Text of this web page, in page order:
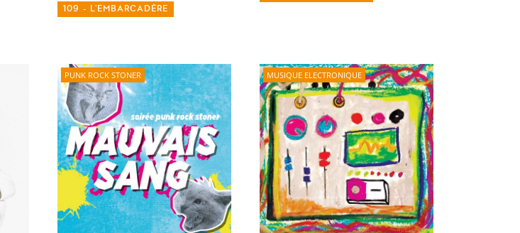
109 - L'EMBARCADÈRE
PUNK ROCK STONER MUSIQUE ELECTRONIQUE